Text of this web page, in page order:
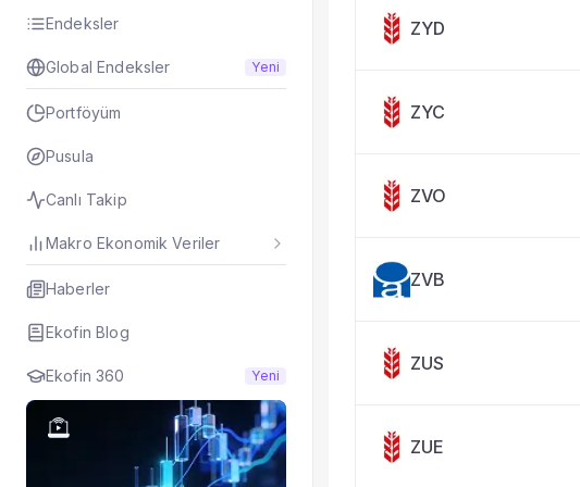
Endeksler
Global Endeksler Yeni
Portföyüm
Pusula
Canlı Takip
Makro Ekonomik Veriler
Haberler
Ekofin Blog
Ekofin 360 Yeni
Taşınan Fonlar
Fiyat Endeks Değişimi
ZYD
ZYC
ZVO
ZVB
ZUS
ZUE